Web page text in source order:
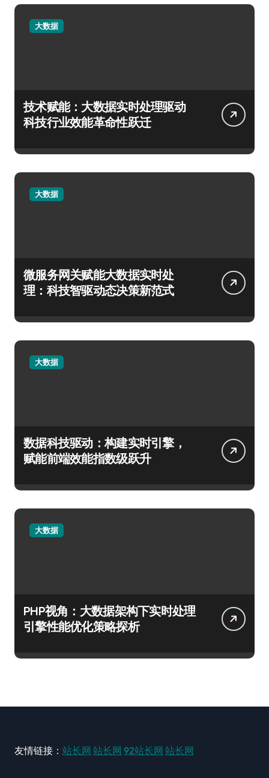
大数据
技术赋能：大数据实时处理驱动
科技行业效能革命性跃迁
大数据
微服务网关赋能大数据实时处
理：科技智驱动态决策新范式
大数据
数据科技驱动：构建实时引擎，
赋能前端效能指数级跃升
大数据
PHP视角：大数据架构下实时处理
引擎性能优化策略探析
友情链接： 站长网 站长网 92站长网 站长网